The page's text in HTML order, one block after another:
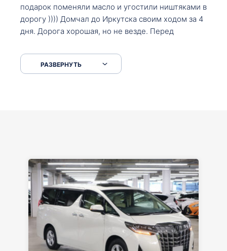
подарок поменяли масло и угостили ништяками в
дорогу )))) Домчал до Иркутска своим ходом за 4
дня. Дорога хорошая, но не везде. Перед
серпантинах по пути следования.
РАЗВЕРНУТЬ